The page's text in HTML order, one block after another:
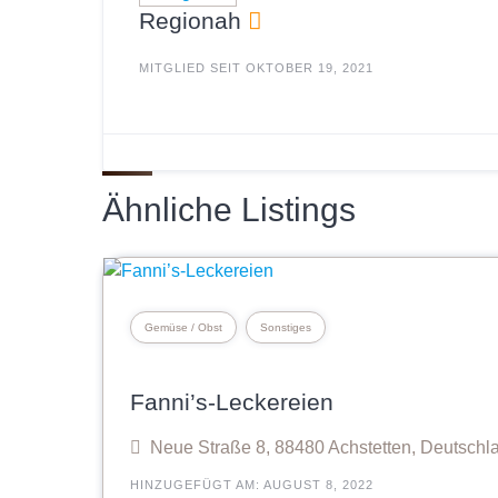
Regionah
MITGLIED SEIT OKTOBER 19, 2021
Ähnliche Listings
Gemüse / Obst Sonstiges
Fanni’s-Leckereien
Neue Straße 8, 88480 Achstetten,
HINZUGEFÜGT AM: AUGUST 8, 2022